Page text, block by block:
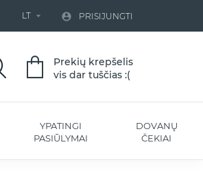
LT   PRISIJUNGTI
Prekių krepšelis
vis dar tuščias :(
YPATINGI
PASIŪLYMAI
DOVANŲ
ČEKIAI